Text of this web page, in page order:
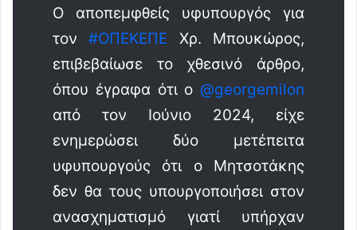
Ο αποπεμφθείς υφυπουργός για
τον#ΟΠΕΚΕΠΕ Χρ. Μπουκώρος,
επιβεβαίωσε το χθεσινό άρθρο,
όπου έγραφα ότι ο @georgemilon
από τον Ιούνιο 2024, είχε
ενημερώσει δύο μετέπειτα
υφυπουργούς ότι ο Μητσοτάκης
δεν θα τους υπουργοποιήσει στον
ανασχηματισμό γιατί υπήρχαν